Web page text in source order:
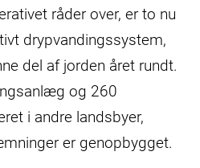
råder over, er to nu
drypvandingssystem,
del af jorden året rundt.
og 260
i andre landsbyer,
er genopbygget.